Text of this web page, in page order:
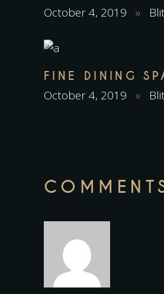
October 4, 2019
FINE DINING
October 4, 2019